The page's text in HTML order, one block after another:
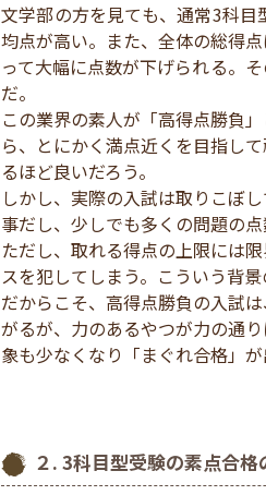
文学部の方を見ても、通常3科
均点が高い。また、全体の総得
って大幅に点数が下げられる。
だ。
この業界の素人が「高得点勝負
ら、とにかく満点近くを目指し
るほど良いだろう。
しかし、実際の入試は取りこぼ
事だし、少しでも多くの問題の点
ただし、取れる得点の上限には
スを犯してしまう。こういう背
だからこそ、高得点勝負の入試
がるが、力のあるやつが力の通
象も少なくなり「まぐれ合格」が
２. 3科目型受験の素点合格